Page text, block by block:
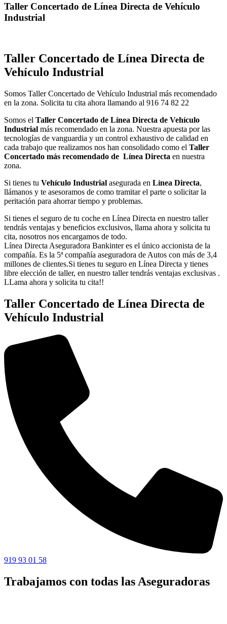
Taller Concertado de Línea Directa de Vehículo
Industrial
Taller Concertado de Línea Directa de
Vehículo Industrial
Somos Taller Concertado de Vehículo Industrial más recomendado
en la zona. Solicita tu cita ahora llamando al 916 74 82 22
Somos el Taller Concertado de Línea Directa de Vehículo
Industrial más recomendado en la zona. Nuestra apuesta por las
tecnologías de vanguardia y un control exhaustivo de calidad en
cada trabajo que realizamos nos han consolidado como el Taller
Concertado más recomendado de Línea Directa en nuestra
zona.
Si tienes tu Vehículo Industrial asegurada en Línea Directa,
llámanos y te asesoramos de como tramitar el parte o solicitar la
peritación para ahorrar tiempo y problemas.
Si tienes el seguro de tu coche en Línea Directa en nuestro taller
tendrás ventajas y beneficios exclusivos, llama ahora y solicita tu
cita, nosotros nos encargamos de todo.
Línea Directa Aseguradora Bankinter es el único accionista de la
compañía. Es la 5ª compañía aseguradora de Autos con más de 3,4
millones de clientes.Si tienes tu seguro en Línea Directa y tienes
libre elección de taller, en nuestro taller tendrás ventajas exclusivas .
LLama ahora y solicita tu cita!!
Taller Concertado de Línea Directa de
Vehículo Industrial
919 93 01 58
Trabajamos con todas las Aseguradoras